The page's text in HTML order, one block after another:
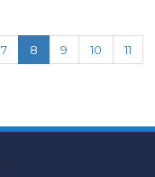
7 8 (current)
9 10
11